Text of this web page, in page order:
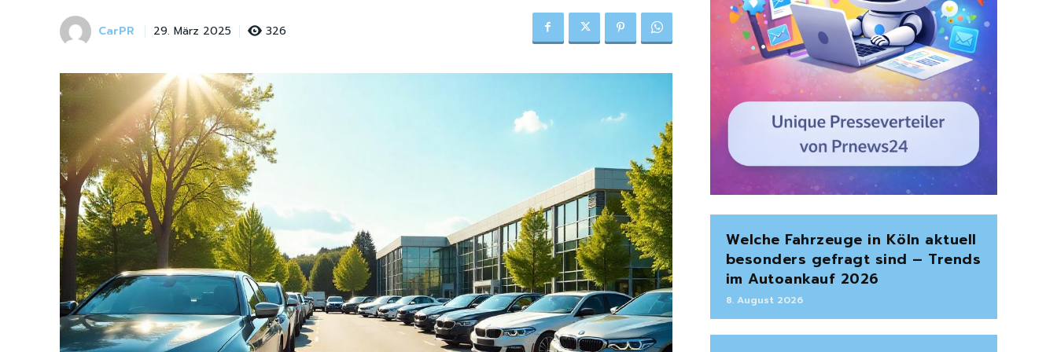
CarPR 29. März 2025 326
Welche Fahrzeuge in Köln aktuell
besonders gefragt sind – Trends
im Autoankauf 2026
8. August 2026